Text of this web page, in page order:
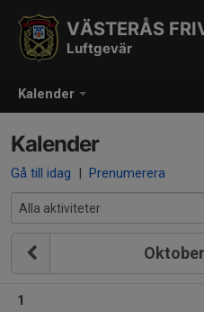
Kalender
VÄSTERÅS
Luftgevär
Kalender
Gå till idag | Prenumerera
1